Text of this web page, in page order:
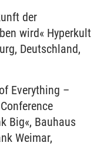
der
wird« Hyperkult
Deutschland,
Everything –
Big«, Bauhaus
Weimar,